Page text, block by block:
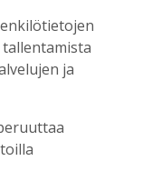
on jo
ja